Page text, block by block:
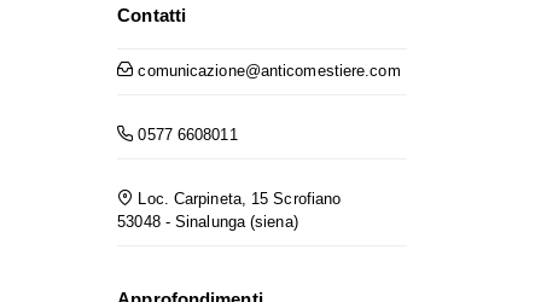
Contatti
comunicazione@anticomestiere.com
0577 6608011
Loc. Carpineta, 15 Scrofiano
53048 - Sinalunga (siena)